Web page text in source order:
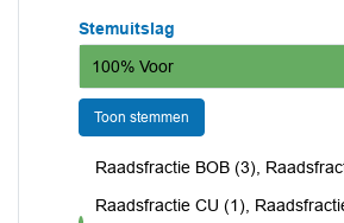
Stemuitslag
100% Voor
Toon stemmen
Raadsfractie BOB (3),
Raadsfractie CU (1),